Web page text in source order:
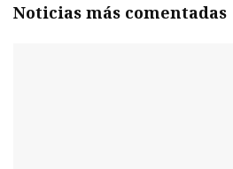
Noticias más comentadas